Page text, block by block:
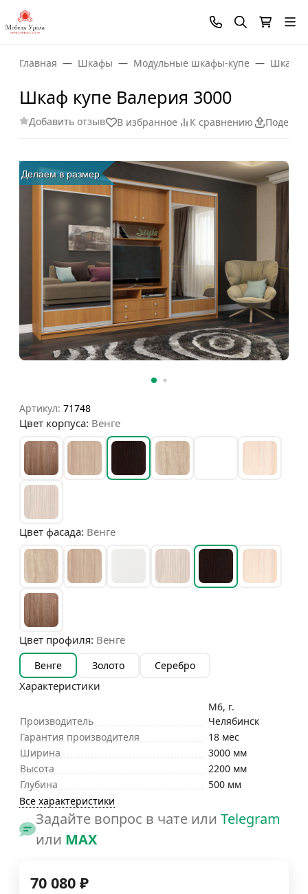
Главная Шкафы Модульные шкафы-купе Шкаф-
Шкаф купе Валерия 3000
Добавить отзыв В избранное К сравнению
Делаем в размер
Артикул: 71748
Цвет корпуса: Венге
Цвет фасада: Венге
Цвет профиля: Венге
Венге Золото Серебро
Характеристики
Производитель
М6, г.
Челябинск
Гарантия производителя
18 мес
Ширина
3000 мм
Высота
2200 мм
Глубина
500 мм
Все характеристики
Задайте вопрос в чате или Telegram
или MAX
70 080 ₽